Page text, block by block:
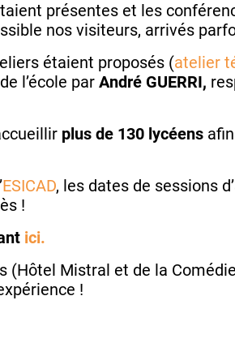
présentes et les
nos visiteurs, arrivés
étaient proposés (atelier
l’école par André GUERRI,
plus de 130 lycéens
ESICAD, les dates de sessions
!
ici.
(Hôtel Mistral et de la
!